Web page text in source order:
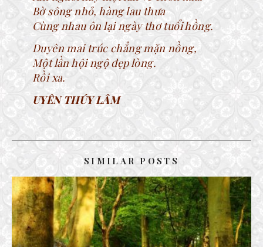
Bờ sông nhỏ, hàng lau thưa
Cùng nhau ôn lại ngày thơ tuổi hồng.
Duyên mai trúc chẳng mặn nồng,
Một lần hội ngộ đẹp lòng.
Rồi xa.
UYÊN THÚY LÂM
SIMILAR POSTS
MÙA XUÂN VẮNG ANH
3 February, 2017